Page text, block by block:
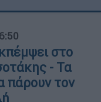
στο
- Τα
πάρουν τον